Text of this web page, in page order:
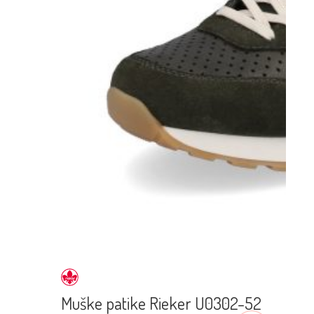
Muške patike Rieker U0302-52